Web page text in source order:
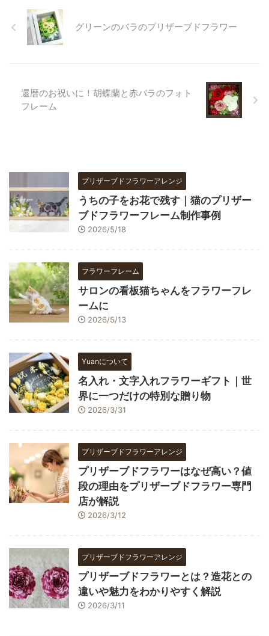
グリーンのバラのプリザーブドフラワー
還暦のお祝いに！胡蝶蘭と赤バラのフォト
フレーム
プリザーブドフラワーアレンジ
うちの子をお花で残す｜猫のプリザー
ブドフラワーフレーム制作事例
2026/5/18
フラワーフレーム
サロンの看板猫ちゃんをフラワーフレ
ームに
2026/5/13
Yuanについて
名入れ・文字入れフラワーギフト｜世
界に一つだけの特別な贈り物
2026/3/31
プリザーブドフラワーアレンジ
プリザーブドフラワーはなぜ高い？値
段の理由をプリザーブドフラワー専門
店が解説
2026/3/12
プリザーブドフラワーアレンジ
プリザーブドフラワーとは？造花との
違いや魅力をわかりやすく解説
2026/3/11